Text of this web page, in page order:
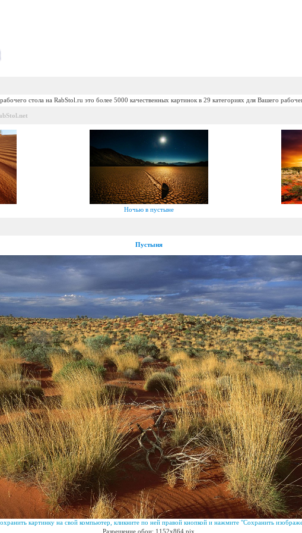
стола на RabStol.ru это более 5000 качественных картинок в 29 категориях для Вашего
Ночью в пустыне
Пустыня
картинку на свой компьютер, кликните по ней правой кнопкой и нажмите "Сохранить
Разрешение обои: 1152x864 pix